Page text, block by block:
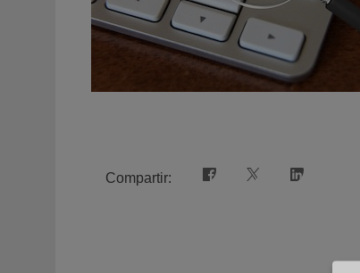
Compartir: